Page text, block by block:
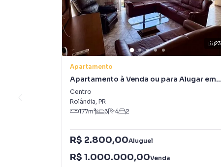
23
Apartamento
Apartamento à Venda ou para Alugar em
Centro
Centro
Rolândia, PR
177m² 3 4 2
R$ 2.800,00Aluguel
R$ 1.000.000,00Venda